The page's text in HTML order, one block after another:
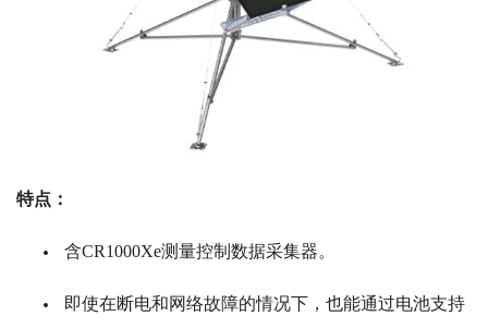
特点：
含CR1000Xe测量控制数据采集器。
即使在断电和网络故障的情况下，也能通过电池支持